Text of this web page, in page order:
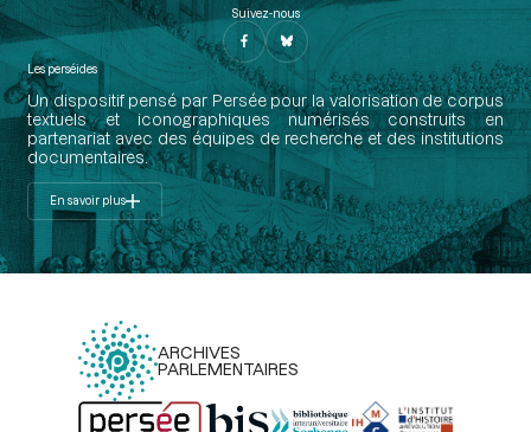
Suivez-nous
Les perséides
Un dispositif pensé par Persée pour la valorisation de corpus
textuels et iconographiques numérisés construits en
partenariat avec des équipes de recherche et des institutions
documentaires.
En savoir plus
ARCHIVES
PARLEMENTAIRES